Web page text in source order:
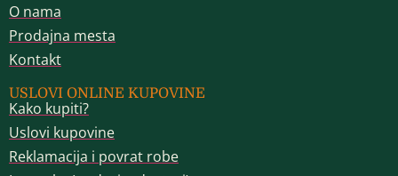
O nama
Prodajna mesta
Kontakt
USLOVI ONLINE KUPOVINE
Kako kupiti?
Uslovi kupovine
Reklamacija i povrat robe